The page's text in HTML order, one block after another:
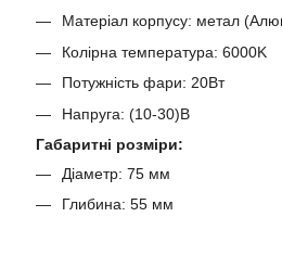
Матеріал корпусу: метал
Колірна температура: 6000K
Потужність фари: 20Вт
Напруга: (10-30)В
Габаритні розміри:
Діаметр: 75 мм
Глибина: 55 мм